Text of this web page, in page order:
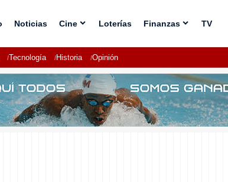
Noticias Cine Loterías Finanzas TV
Tecnología Historia Opinión